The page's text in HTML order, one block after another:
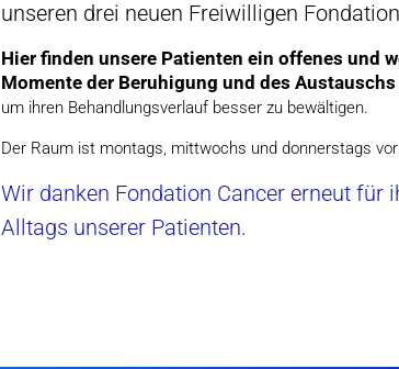
unseren drei neuen Freiwilligen
Hier finden unsere Patienten ein offenes und
Momente der Beruhigung und des
um ihren Behandlungsverlauf besser zu bewältigen.
Der Raum ist montags, mittwochs und donnerstags
Wir danken Fondation Cancer erneut für
Alltags unserer Patienten.